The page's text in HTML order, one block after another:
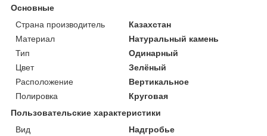
Основные
Страна производитель
Казахстан
Материал
Натуральный камень
Тип
Одинарный
Цвет
Зелёный
Расположение
Вертикальное
Полировка
Круговая
Пользовательские характеристики
Вид
Надгробье